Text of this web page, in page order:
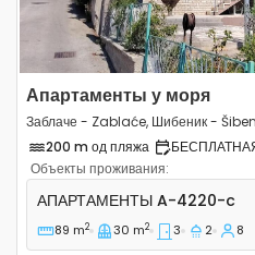
Апартаменты у моря
Заблаче - Zablaće, Шибеник -
200 m од пляжа
Объекты проживания:
Трёхкомнатные
АПАРТАМЕНТЫ A-4220-c
89 m2 30 m2 3 2 8